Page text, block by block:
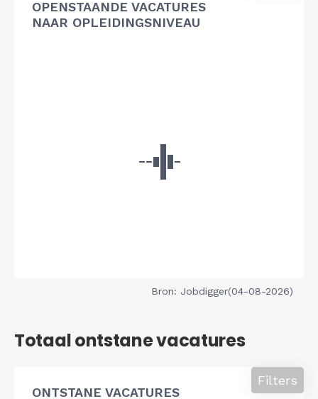
OPENSTAANDE VACATURES
NAAR OPLEIDINGSNIVEAU
Bron: Jobdigger(04-08-2026)
Totaal ontstane vacatures
ONTSTANE VACATURES
Filters